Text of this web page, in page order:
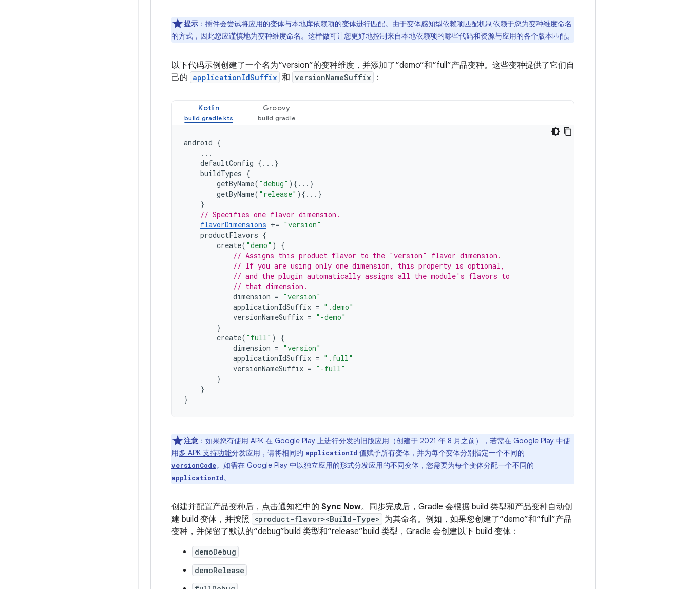
提示 ：插件会尝试将应用的变体与本地库依赖项的变体进行匹配。由于变体感知型依赖项匹配机制依赖于您为变种维度命名
的方式，因此您应谨慎地为变种维度命名。这样做可让您更好地控制来自本地依赖项的哪些代码和资源与应用的各个版本匹配。
以下代码示例创建了一个名为“version”的变种维度，并添加了“demo”和“full”产品变种。这些变种提供了它们自
己的 applicationIdSuffix 和 versionNameSuffix ：
Kotlin Groovy
android {
...
defaultConfig {...}
buildTypes {
getByName( "debug" ){...}
getByName( "release" ){...}
}
// Specifies one flavor dimension.
flavorDimensions += "version"
productFlavors {
create( "demo" )
{
// Assigns this product flavor to the "version" flavor dimension.
// If you are using only one dimension, this property is optional,
// and the plugin automatically assigns all the module's flavors to
// that dimension.
dimension = "version"
applicationIdSuffix = ".demo"
versionNameSuffix = "-demo"
}
create( "full" )
{
dimension = "version"
applicationIdSuffix = ".full"
versionNameSuffix = "-full"
}
}
}
注意 ：如果您有使用 APK 在 Google Play 上进行分发的旧版应用（创建于 2021 年 8 月之前），若需在 Google Play 中使
用多 APK 支持功能分发应用，请将相同的 applicationId 值赋予所有变体，并为每个变体分别指定一个不同的
versionCode。如需在 Google Play 中以独立应用的形式分发应用的不同变体，您需要为每个变体分配一个不同的
applicationId。
创建并配置产品变种后，点击通知栏中的 Sync Now。同步完成后，Gradle 会根据 build 类型和产品变种自动创
建 build 变体，并按照 <product-flavor><Build-Type> 为其命名。例如，如果您创建了“demo”和“full”产品
变种，并保留了默认的“debug”build 类型和“release”build 类型，Gradle 会创建以下 build 变体：
demoDebug
demoRelease